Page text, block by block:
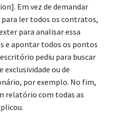
Em vez de demandar
para ler todos os contratos,
para analisar essa
e apontar todos os pontos
pediu para buscar
exclusividade ou de
por exemplo. No fim,
relatório com todas as